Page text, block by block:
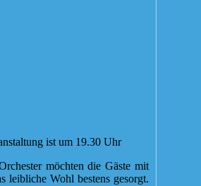
ist um 19.30 Uhr
möchten die Gäste mit
leibliche Wohl bestens gesorgt.